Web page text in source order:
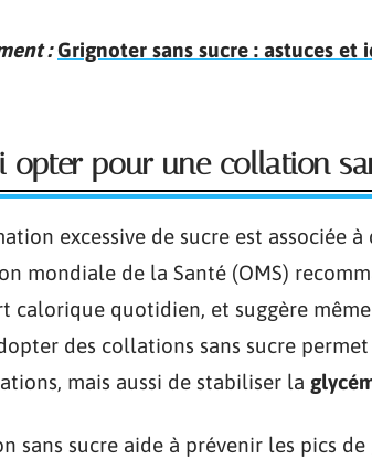
: Grignoter sans sucre : astuces
opter pour une collation
excessive de sucre est associée
mondiale de la Santé (OMS)
calorique quotidien, et suggère
des collations sans sucre
mais aussi de stabiliser la
sans sucre aide à prévenir les pics